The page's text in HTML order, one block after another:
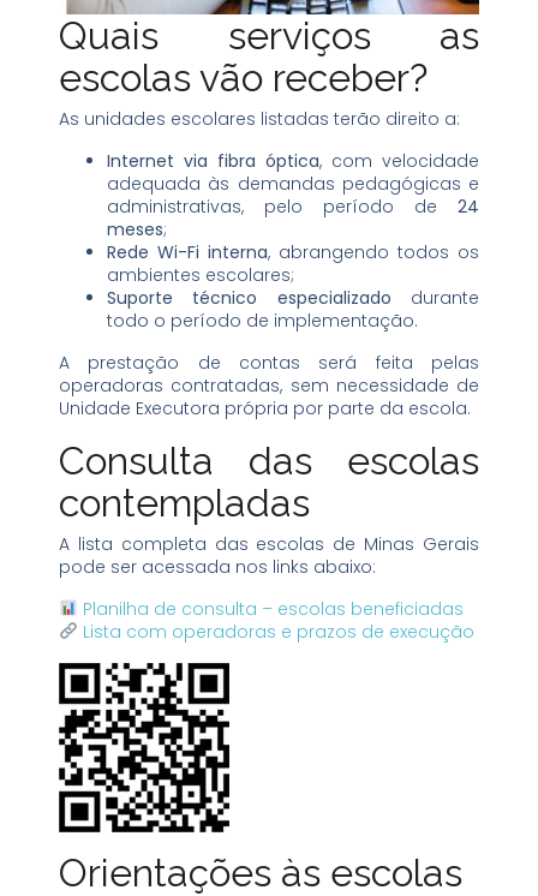
Quais serviços as
escolas vão receber?
As unidades escolares listadas terão direito a:
Internet via fibra óptica, com velocidade
adequada às demandas pedagógicas e
administrativas, pelo período de24
meses;
Rede Wi-Fi interna, abrangendo todos os
ambientes escolares;
Suporte técnico especializado durante
todo o período de implementação.
A prestação de contas será feita pelas
operadoras contratadas, sem necessidade de
Unidade Executora própria por parte da escola.
Consulta das escolas
contempladas
A lista completa das escolas de Minas Gerais
pode ser acessada nos links abaixo:
Planilha de consulta – escolas beneficiadas
Lista com operadoras e prazos de execução
Orientações às escolas